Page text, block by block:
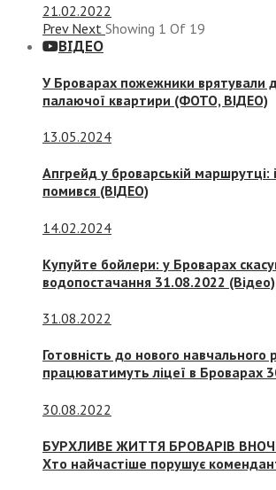
21.02.2022
Prev Next Showing 1 Of 19
ВІДЕО
У Броварах пожежники врятували
палаючої квартири (ФОТО, ВІДЕО)
13.05.2024
Апгрейд у броварській маршрутці:
помився (ВІДЕО)
14.02.2024
Купуйте бойлери: у Броварах
водопостачання 31.08.2022 (Відео)
31.08.2022
Готовність до нового навчального
працюватимуть ліцеї в Броварах
30.08.2022
БУРХЛИВЕ ЖИТТЯ БРОВАРІВ
Хто найчастіше порушує